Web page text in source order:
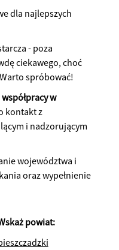
dla najlepszych
- poza
ciekawego, choć
spróbować!
współpracy w
kontakt z
i nadzorującym
województwa i
oraz wypełnienie
powiat: